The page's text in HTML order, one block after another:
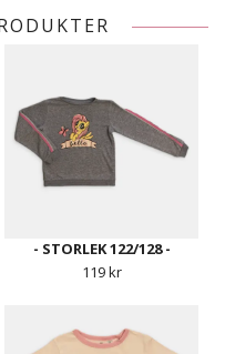
- STORLEK 122/128 -
119 kr